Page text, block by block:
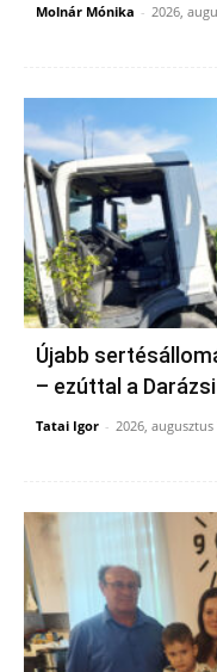
Molnár Mónika - 2026,
Újabb
– ezúttal a
Tatai Igor - 2026, augusztus